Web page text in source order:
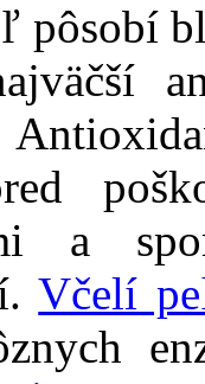
pôsobí
a
Včelí